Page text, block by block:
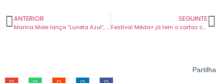
ANTERIOR
Marina Mole lança “Luneta Azul”, single que marca nova fase e anuncia seu próximo álbum.
SEGUINTE
Festival Mêda+ já tem o cartaz completo. Expresso Transatlântico e Unsafe Space Garden entre os últimos nomes confirmados.
Partilha